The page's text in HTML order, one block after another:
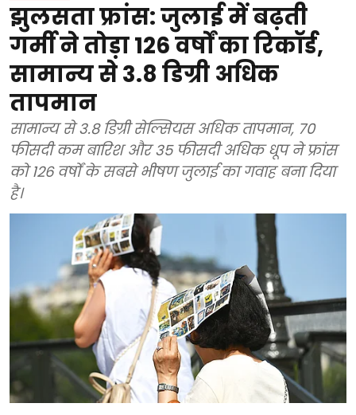
झुलसता फ्रांस: जुलाई में बढ़ती
गर्मी ने तोड़ा 126 वर्षों का रिकॉर्ड,
सामान्य से 3.8 डिग्री अधिक
तापमान
सामान्य से 3.8 डिग्री सेल्सियस अधिक तापमान, 70
फीसदी कम बारिश और 35 फीसदी अधिक धूप ने फ्रांस
को 126 वर्षों के सबसे भीषण जुलाई का गवाह बना दिया
है।